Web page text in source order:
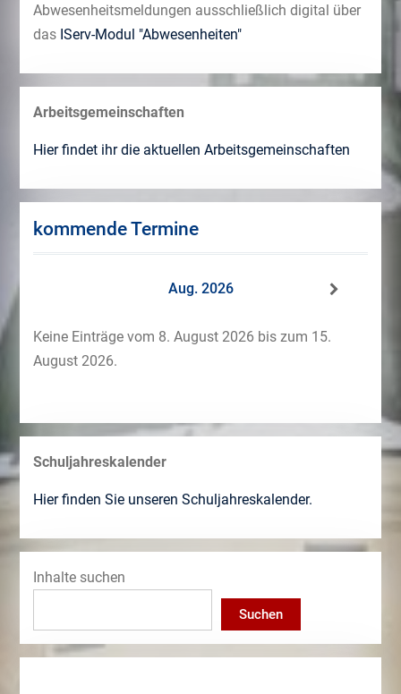
Abwesenheitsmeldungen ausschließlich digital über
das IServ-Modul "Abwesenheiten"
Arbeitsgemeinschaften
Hier findet ihr die aktuellen Arbeitsgemeinschaften
kommende Termine
Aug. 2026
Keine Einträge vom 8. August 2026 bis zum 15.
August 2026.
Schuljahreskalender
Hier finden Sie unseren Schuljahreskalender.
Inhalte suchen
Suchen